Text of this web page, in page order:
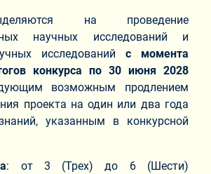
на проведение
научных исследований и
исследований с момента
конкурса по 30 июня 2028
возможным продлением
проекта на один или два года
указанным в конкурсной
: от 3 (Трех) до 6 (Шести)